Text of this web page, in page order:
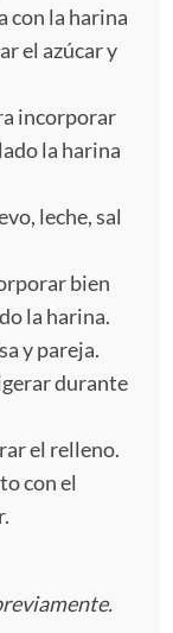
con la harina
el azúcar y
incorporar
la harina
leche, sal
bien
la harina.
y pareja.
durante
el relleno.
con el